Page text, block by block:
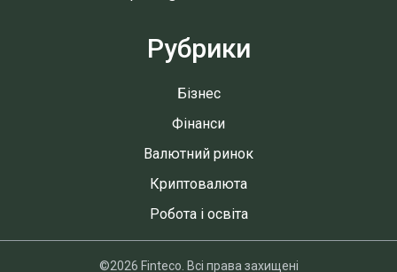
Рубрики
Бізнес
Фінанси
Валютний ринок
Криптовалюта
Робота і освіта
©2026 Finteco. Всі права захищені